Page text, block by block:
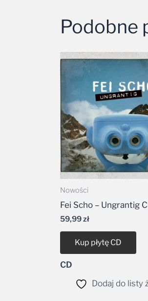
Podobne
Nowości
Fei Scho – Ungrantig
59,99zł
Kup płytę CD
CD
Dodaj do listy